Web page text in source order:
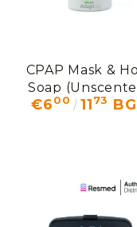
CPAP Mask &
Soap
€600 1173